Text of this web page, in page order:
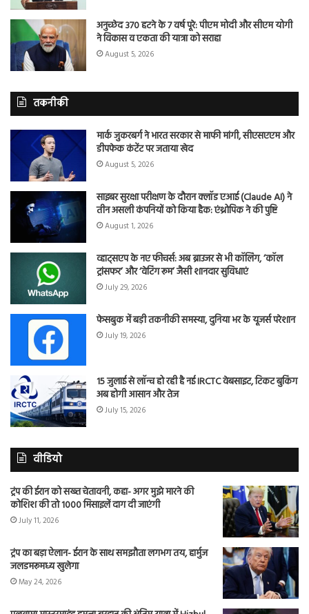
अनुच्छेद 370 हटने के 7 वर्ष पूरे: पीएम मोदी और सीएम योगी
ने विकास व एकता की यात्रा को सराहा
August 5, 2026
तकनीकी
मार्क जुकरबर्ग ने भारत सरकार से माफी मांगी, सीएसएएम और
डीपफेक कंटेंट पर जताया खेद
August 5, 2026
साइबर सुरक्षा परीक्षण के दौरान क्लॉड एआई (Claude AI) ने
तीन असली कंपनियों को किया हैक: एंथ्रोपिक ने की पुष्टि
August 1, 2026
व्हाट्सएप के नए फीचर्स: अब ब्राउजर से भी कॉलिंग, ‘कॉल
ट्रांसफर’ और ‘वेटिंग रूम’ जैसी शानदार सुविधाएं
July 29, 2026
फेसबुक में बड़ी तकनीकी समस्या, दुनिया भर के यूजर्स परेशान
July 19, 2026
15 जुलाई से लॉन्च हो रही है नई IRCTC वेबसाइट, टिकट बुकिंग
अब होगी आसान और तेज
July 15, 2026
वीडियो
ट्रंप की ईरान को सख्त चेतावनी, कहा- अगर मुझे मारने की
कोशिश की तो 1000 मिसाइलें दाग दी जाएंगी
July 11, 2026
ट्रंप का बड़ा ऐलान- ईरान के साथ समझौता लगभग तय, हार्मुज
जलडमरूमध्य खुलेगा
May 24, 2026